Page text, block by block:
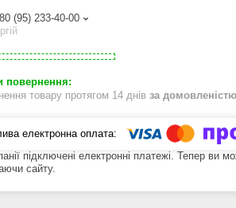
(95) 233-40-00
товару протягом 14 днів за домовленістю
підключені електронні платежі. Тепер ви
сайту.